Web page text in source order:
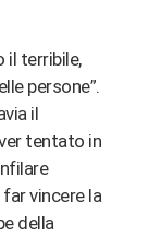
il terribile,
persone”.
il
tentato in
vincere la
della